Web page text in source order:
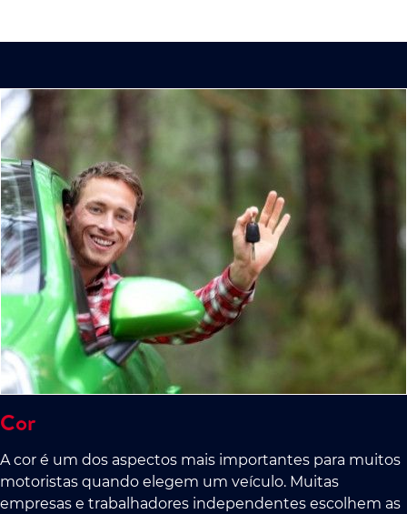
Cor
A cor é um dos aspectos mais importantes para muitos
motoristas quando elegem um veículo. Muitas
empresas e trabalhadores independentes escolhem as